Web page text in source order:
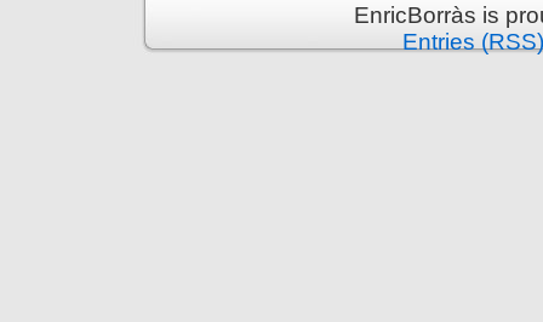
EnricBorràs is
Entries (RSS)